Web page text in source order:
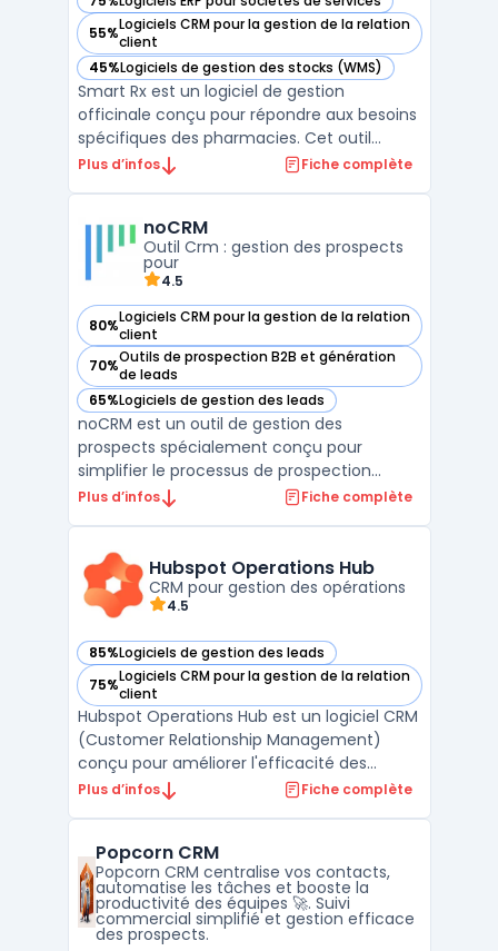
— voir Smart Rx dans cette catégorie
55%Logiciels CRM pour la gestion de la relation
client
— voir Smart Rx dans cette catégorie
45%Logiciels de gestion des stocks (WMS)
— voir Smart Rx dans cette catégorie
Smart Rx est un logiciel de gestion
officinale conçu pour répondre aux besoins
spécifiques des pharmacies. Cet outil
accompagne les professionnels de santé
en centralisant les informations
essentielles. Grâce à ses ...
Plus d’infos Fiche complète
noCRM
Outil Crm : gestion des prospects
pour
4.5
80%Logiciels CRM pour la gestion de la relation
client
— voir noCRM dans cette catégorie
70%Outils de prospection B2B et génération
de leads
— voir noCRM dans cette catégorie
65%Logiciels de gestion des leads
— voir noCRM dans cette catégorie
noCRM est un outil de gestion des
prospects spécialement conçu pour
simplifier le processus de prospection
commerciale. Contrairement aux CRM
des opportunités commerciales, en évitant
la complexité souvent associée aux s ...
Plus d’infos Fiche complète
Hubspot Operations Hub
CRM pour gestion des opérations
4.5
85%Logiciels de gestion des leads
— voir Hubspot Operations Hub dans cette catégorie
75%Logiciels CRM pour la gestion de la relation
client
— voir Hubspot Operations Hub dans cette catégorie
Hubspot Operations Hub est un logiciel CRM
(Customer Relationship Management)
conçu pour améliorer l'efficacité des
opérations commerciales et de gestion des
DirCo, DirLogistique, DG, PDG et
indépendants. Hubspot Ope ...
Plus d’infos Fiche complète
Popcorn CRM
Popcorn CRM centralise vos contacts,
automatise les tâches et booste la
productivité des équipes 🚀. Suivi
commercial simplifié et gestion efficace
des prospects.